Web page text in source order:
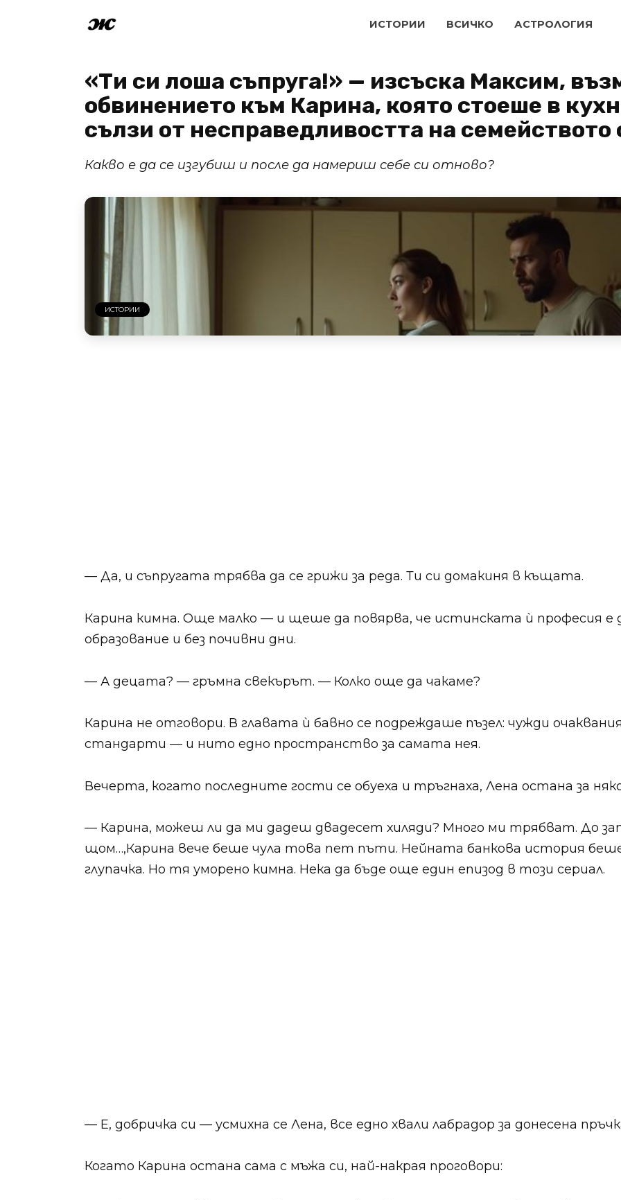
ИСТОРИИ ВСИЧКО АСТРОЛОГИЯ
«Ти си лоша съпруга!» — изсъска Максим,
обвинението към Карина, която стоеше в
сълзи от несправедливостта на семейството
Какво е да се изгубиш и после да намериш себе си отново?
ИСТОРИИ
— Да, и съпругата трябва да се грижи за реда. Ти си домакиня в къщата.
Карина кимна. Още малко — и щеше да повярва, че истинската ѝ професия
образование и без почивни дни.
— А децата? — гръмна свекърът. — Колко още да чакаме?
Карина не отговори. В главата ѝ бавно се подреждаше пъзел: чужди
стандарти — и нито едно пространство за самата нея.
Вечерта, когато последните гости се обуеха и тръгнаха, Лена остана за
— Карина, можеш ли да ми дадеш двадесет хиляди? Много ми трябват. До
щом…,Карина вече беше чула това пет пъти. Нейната банкова история
глупачка. Но тя уморено кимна. Нека да бъде още един епизод в този сериал.
— Е, добричка си — усмихна се Лена, все едно хвали лабрадор за донесена
Когато Карина остана сама с мъжа си, най-накрая проговори: